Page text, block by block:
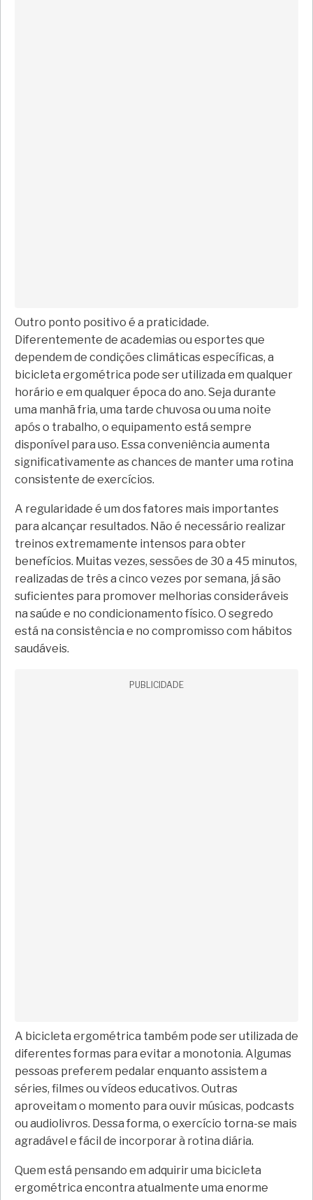
Outro ponto positivo é a praticidade.
Diferentemente de academias ou esportes que
dependem de condições climáticas específicas, a
bicicleta ergométrica pode ser utilizada em qualquer
horário e em qualquer época do ano. Seja durante
uma manhã fria, uma tarde chuvosa ou uma noite
após o trabalho, o equipamento está sempre
disponível para uso. Essa conveniência aumenta
significativamente as chances de manter uma rotina
consistente de exercícios.
A regularidade é um dos fatores mais importantes
para alcançar resultados. Não é necessário realizar
treinos extremamente intensos para obter
benefícios. Muitas vezes, sessões de 30 a 45 minutos,
realizadas de três a cinco vezes por semana, já são
suficientes para promover melhorias consideráveis
na saúde e no condicionamento físico. O segredo
está na consistência e no compromisso com hábitos
saudáveis.
PUBLICIDADE
A bicicleta ergométrica também pode ser utilizada de
diferentes formas para evitar a monotonia. Algumas
pessoas preferem pedalar enquanto assistem a
séries, filmes ou vídeos educativos. Outras
aproveitam o momento para ouvir músicas, podcasts
ou audiolivros. Dessa forma, o exercício torna-se mais
agradável e fácil de incorporar à rotina diária.
Quem está pensando em adquirir uma bicicleta
ergométrica encontra atualmente uma enorme